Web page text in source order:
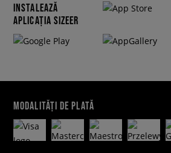
INSTALEAZĂ
APLICAȚIA SIZEER
MODALITĂȚI DE PLATĂ